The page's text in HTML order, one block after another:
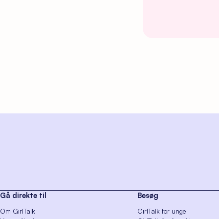
Gå direkte til
Om GirlTalk
Besøg
GirlTalk for unge